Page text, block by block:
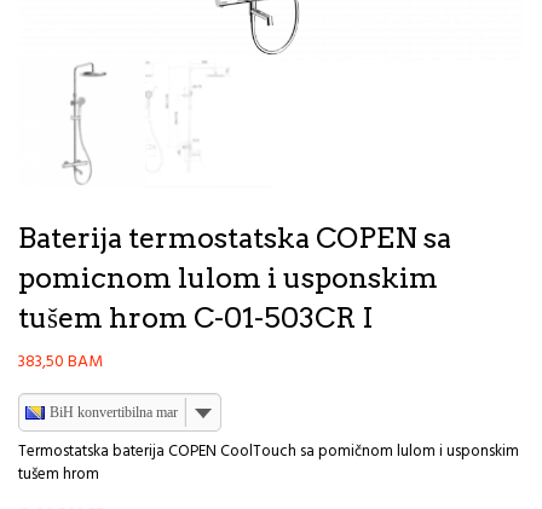
Baterija termostatska COPEN sa
pomicnom lulom i usponskim
tušem hrom C-01-503CR I
383,50BAM
BiH konvertibilna marka
Termostatska baterija COPEN CoolTouch sa pomičnom lulom i usponskim
tušem hrom